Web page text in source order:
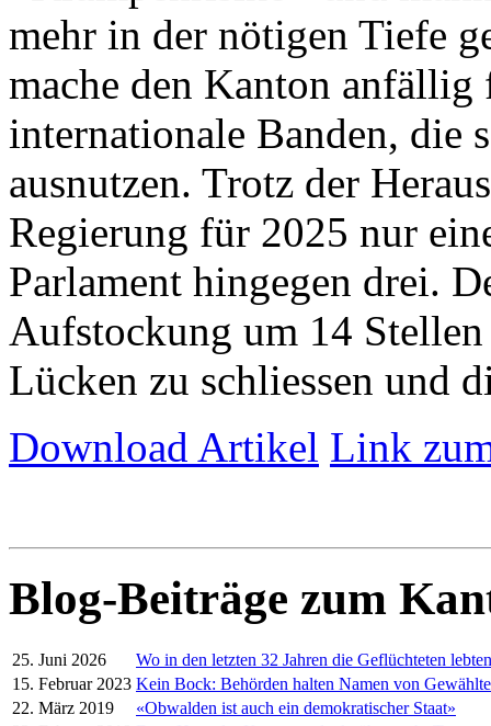
mehr in der nötigen Tiefe
mache den Kanton
internationale Banden, die
ausnutzen. Trotz der
Regierung für 2025 nur
Parlament hingegen drei.
Aufstockung um 14
Lücken zu schliessen und
Download Artikel Link
Blog-Beiträge zum
25. Juni 2026
Wo in den letzten 32 Jahren die Geflüchteten lebten
15. Februar 2023 Kein Bock: Behörden halten Namen von
22. März 2019
«Obwalden ist auch ein demokratischer Staat»